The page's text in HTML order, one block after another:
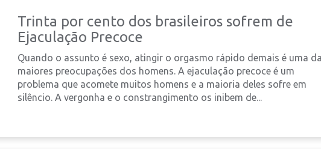
Trinta por cento dos brasileiros sofrem de
Ejaculação Precoce
Quando o assunto é sexo, atingir o orgasmo rápido demais é uma
maiores preocupações dos homens. A ejaculação precoce é um
problema que acomete muitos homens e a maioria deles sofre em
silêncio. A vergonha e o constrangimento os inibem de...